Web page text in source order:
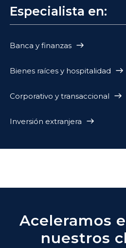
Especialista en:
Banca y finanzas
Bienes raíces y hospitalidad
Corporativo y transaccional
Inversión extranjera
Aceleramos
nuestros